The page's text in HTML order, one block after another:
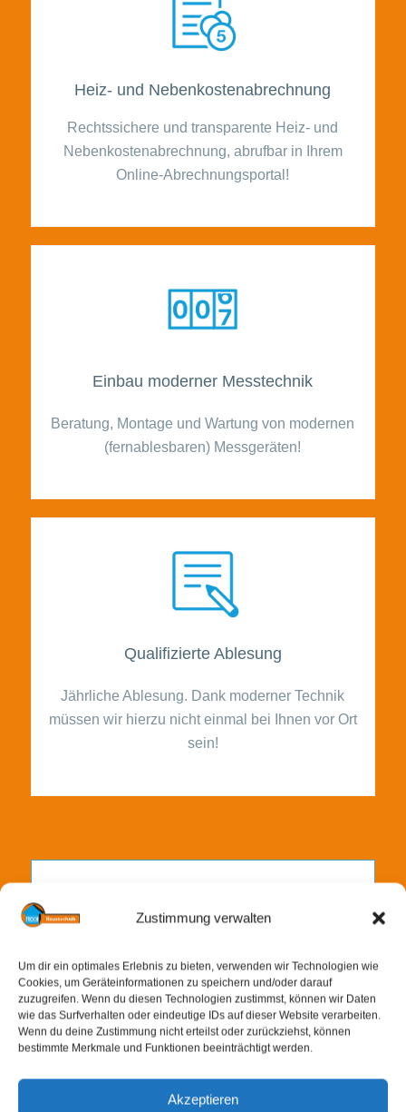
Zustimmung verwalten
Um dir ein optimales Erlebnis zu bieten, verwenden wir Technologien wie
Cookies, um Geräteinformationen zu speichern und/oder darauf
zuzugreifen. Wenn du diesen Technologien zustimmst, können wir Daten
wie das Surfverhalten oder eindeutige IDs auf dieser Website verarbeiten.
Wenn du deine Zustimmung nicht erteilst oder zurückziehst, können
bestimmte Merkmale und Funktionen beeinträchtigt werden.
Akzeptieren
Heiz- und Nebenkostenabrechnung
Rechtssichere und transparente Heiz- und
Nebenkostenabrechnung, abrufbar in Ihrem
Online-Abrechnungsportal!
Einbau moderner Messtechnik
Beratung, Montage und Wartung von modernen
(fernablesbaren) Messgeräten!
Qualifizierte Ablesung
Jährliche Ablesung. Dank moderner Technik
müssen wir hierzu nicht einmal bei Ihnen vor Ort
sein!
Trinkwasseranalyse
Turnusmäßige Trinkwasseruntersuchung gemäß